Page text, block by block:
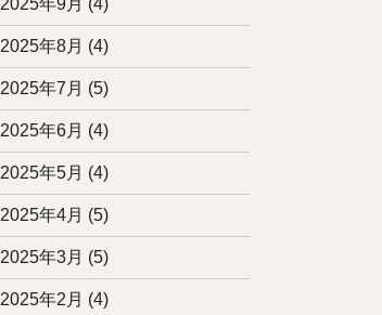
2025年9月 (4)
2025年8月 (4)
2025年7月 (5)
2025年6月 (4)
2025年5月 (4)
2025年4月 (5)
2025年3月 (5)
2025年2月 (4)